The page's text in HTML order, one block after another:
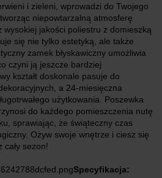
i zieleni, wprowadzi do Twojego
niepowtarzalną atmosferę
wysokiej jakości poliestru z domieszką
się nie tylko estetyką, ale także
zamek błyskawiczny umożliwia
czyni ją jeszcze bardziej
kształt doskonale pasuje do
a 24-miesięczna
użytkowania. Poszewka
do każdego pomieszczenia nutę
sprawiając, że świąteczny czas
Ożyw swoje wnętrze i ciesz się
sezon!
Specyfikacja: